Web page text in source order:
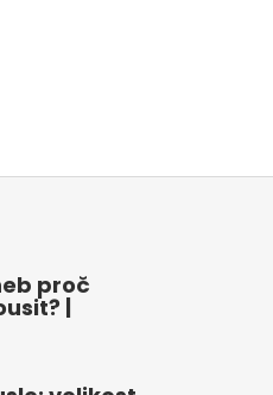
proč
|